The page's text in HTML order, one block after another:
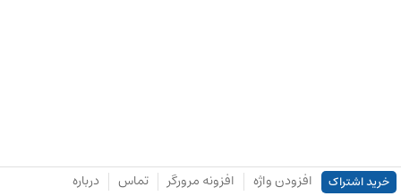
خرید اشتراک افزودن واژه افزونه مرورگر تماس درباره